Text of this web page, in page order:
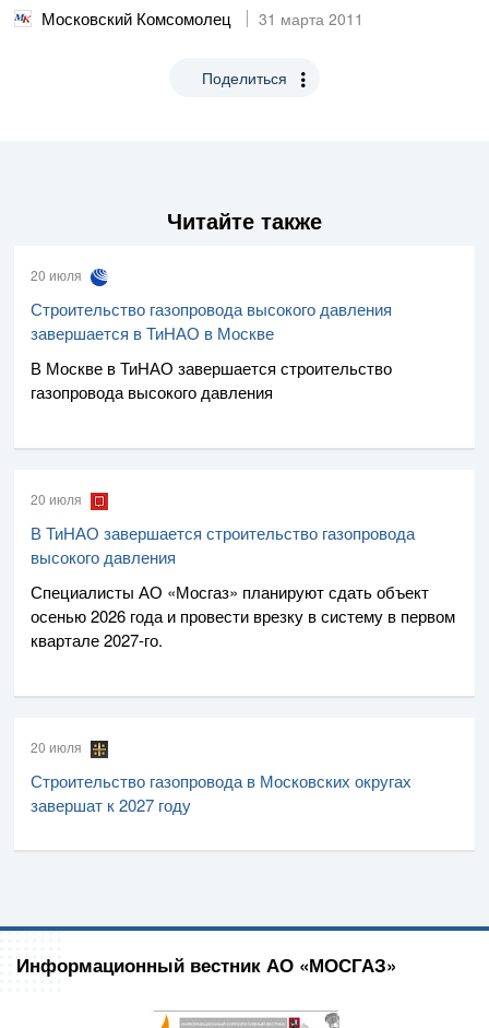
Московский Комсомолец 31 марта 2011
Поделиться
Читайте также
20 июля
Строительство газопровода высокого давления
завершается в ТиНАО в Москве
В Москве в ТиНАО завершается строительство
газопровода высокого давления
20 июля
В ТиНАО завершается строительство газопровода
высокого давления
Специалисты АО «Мосгаз» планируют сдать объект
осенью 2026 года и провести врезку в систему в первом
квартале2027-го.
20 июля
Строительство газопровода в Московских округах
завершат к 2027 году
Информационный вестник АО «МОСГАЗ»